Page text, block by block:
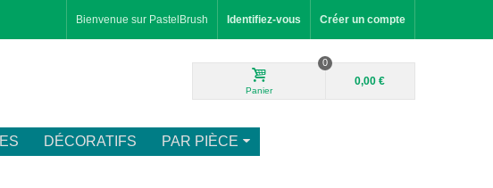
Bienvenue sur PastelBrush Identifiez-vous Créer un compte
Panier
0
0,00 €
DÉCORATIFS
PAR PIÈCE